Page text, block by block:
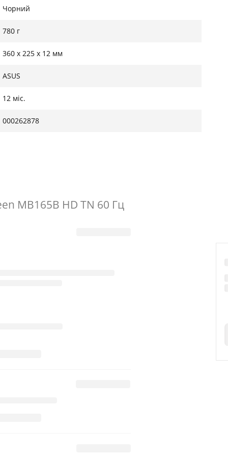
Чорний
780 г
360 х 225 х 12 мм
ASUS
12 міс.
000262878
MB165B HD TN 60 Гц